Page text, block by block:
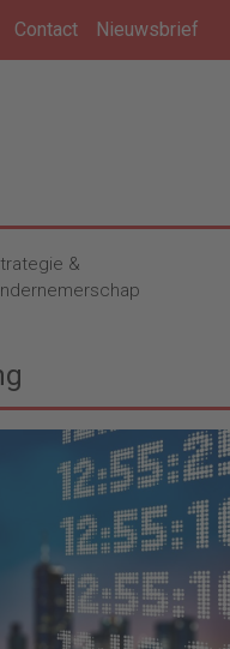
Contact Nieuwsbrief
&